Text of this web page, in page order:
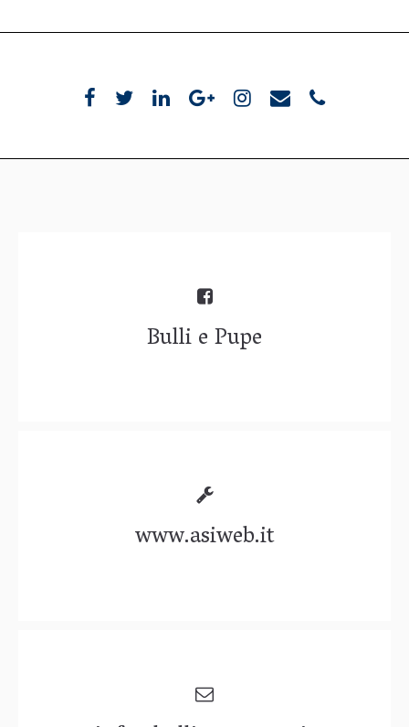
Bulli e Pupe
www.asiweb.it